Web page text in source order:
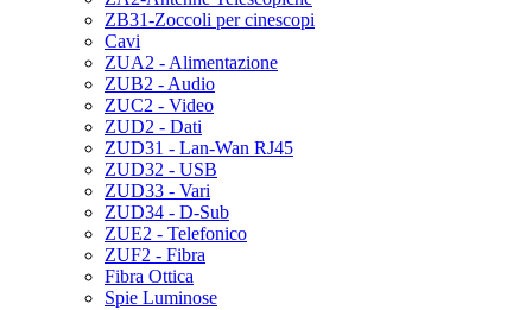
ZB31-Zoccoli per cinescopi
Cavi
ZUA2 - Alimentazione
ZUB2 - Audio
ZUC2 - Video
ZUD2 - Dati
ZUD31 - Lan-Wan RJ45
ZUD32 - USB
ZUD33 - Vari
ZUD34 - D-Sub
ZUE2 - Telefonico
ZUF2 - Fibra
Fibra Ottica
Spie Luminose